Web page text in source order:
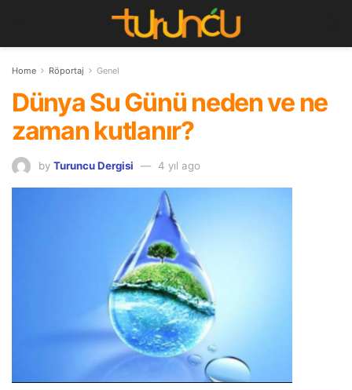
Home Röportaj Genel
Dünya Su Günü neden ve ne
zaman kutlanır?
by Turuncu Dergisi 4 yıl ago